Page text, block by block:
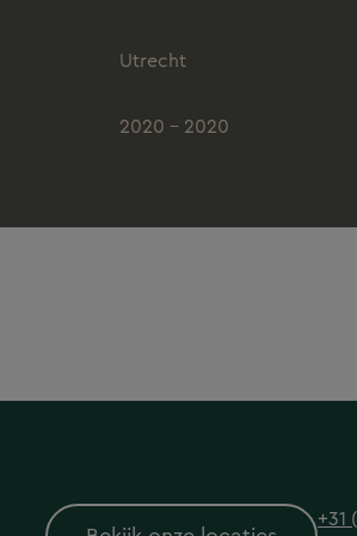
Utrecht
2020 - 2020
+31